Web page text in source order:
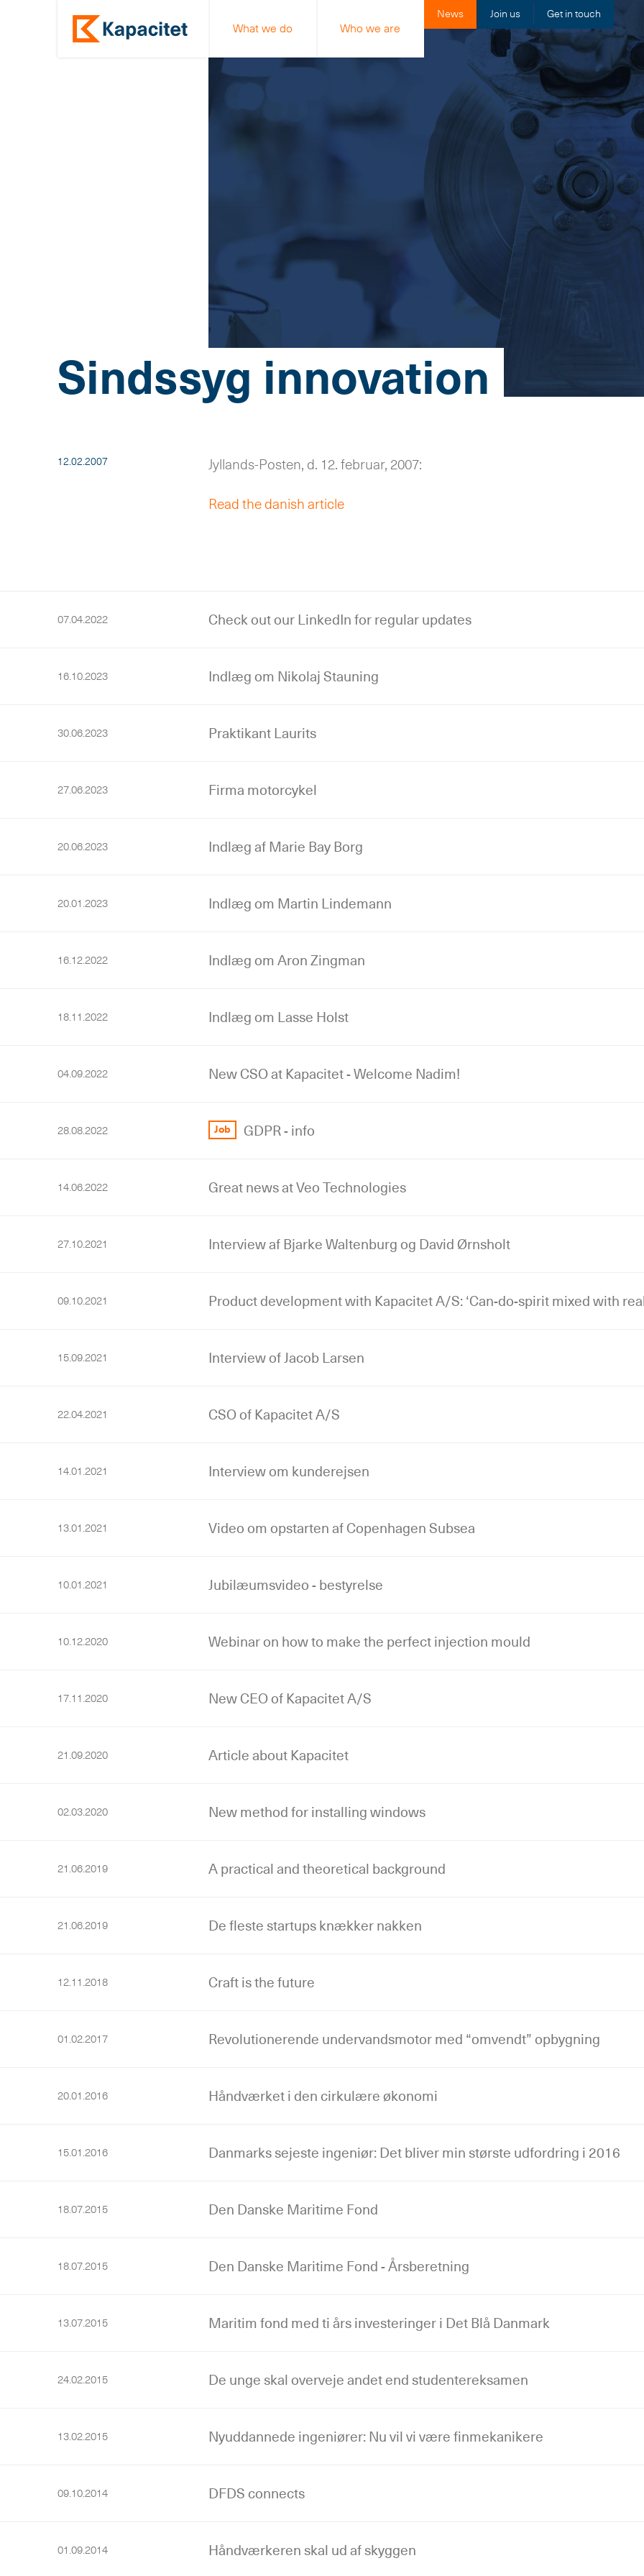
What we do Who we are
News Join us Get in touch
Sindssyg innovation
12.02.2007 Jyllands-Posten, d. 12. februar, 2007:
Read the danish article
07.04.2022 Check out our LinkedIn for regular updates
16.10.2023 Indlæg om Nikolaj Stauning
30.06.2023 Praktikant Laurits
27.06.2023 Firma motorcykel
20.06.2023 Indlæg af Marie Bay Borg
20.01.2023 Indlæg om Martin Lindemann
16.12.2022 Indlæg om Aron Zingman
18.11.2022 Indlæg om Lasse Holst
04.09.2022 New CSO at Kapacitet - Welcome Nadim!
28.08.2022 Job GDPR - info
14.06.2022 Great news at Veo Technologies
27.10.2021 Interview af Bjarke Waltenburg og David Ørnsholt
09.10.2021 Product development with Kapacitet A/S: ‘Can-do-spirit mixed with
15.09.2021 Interview of Jacob Larsen
22.04.2021 CSO of Kapacitet A/S
14.01.2021 Interview om kunderejsen
13.01.2021 Video om opstarten af Copenhagen Subsea
10.01.2021 Jubilæumsvideo - bestyrelse
10.12.2020 Webinar on how to make the perfect injection mould
17.11.2020 New CEO of Kapacitet A/S
21.09.2020 Article about Kapacitet
02.03.2020 New method for installing windows
21.06.2019 A practical and theoretical background
21.06.2019 De fleste startups knækker nakken
12.11.2018 Craft is the future
01.02.2017 Revolutionerende undervandsmotor med “omvendt” opbygning
20.01.2016 Håndværket i den cirkulære økonomi
15.01.2016 Danmarks sejeste ingeniør: Det bliver min største udfordring i 2016
18.07.2015 Den Danske Maritime Fond
18.07.2015 Den Danske Maritime Fond - Årsberetning
13.07.2015 Maritim fond med ti års investeringer i Det Blå Danmark
24.02.2015 De unge skal overveje andet end studentereksamen
13.02.2015 Nyuddannede ingeniører: Nu vil vi være finmekanikere
09.10.2014 DFDS connects
01.09.2014 Håndværkeren skal ud af skyggen